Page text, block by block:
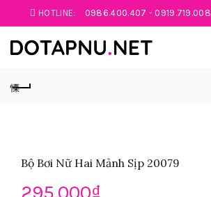
HOTLINE: 0986.400.407 - 0919.719.008
Bộ Bơi Nữ Hai Mảnh Sịp 20079